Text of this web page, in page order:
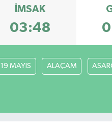
İMSAK
03:48
19 MAYIS ALAÇAM